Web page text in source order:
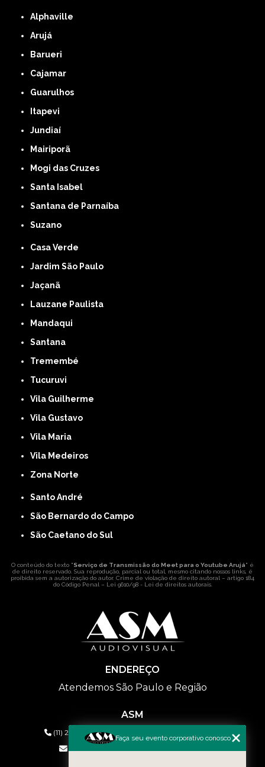
Alphaville
Arujá
Barueri
Cajamar
Guarulhos
Itapevi
Jundiaí
Mairiporã
Mogi das Cruzes
Santa Isabel
Santana de Parnaíba
Suzano
Casa Verde
Jardim São Paulo
Jaçanã
Lauzane Paulista
Mandaqui
Santana
Tremembé
Tucuruvi
Vila Guilherme
Vila Gustavo
Vila Maria
Vila Medeiros
Zona Norte
Santo André
São Bernardo do Campo
São Caetano do Sul
O conteúdo do texto "Serviço de Transmissão do Meet para o Youtube Arujá" é
de direito reservado. Sua reprodução, parcial ou total, mesmo citando nossos links, é
proibida sem a autorização do autor. Crime de violação de direito autoral – artigo 184
do Código Penal – Lei 9610/98 - Lei de direitos autorais.
ENDEREÇO
Atendemos São Paulo e Região
ASM
(11) 2626-2019 (11) 99577-9954
eventos@asmaudiovisual.com.br
Faça seu evento corporativo conosco